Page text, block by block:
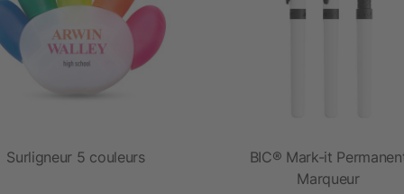
Surligneur 5 couleurs
BIC® Mark-it
Marqueur